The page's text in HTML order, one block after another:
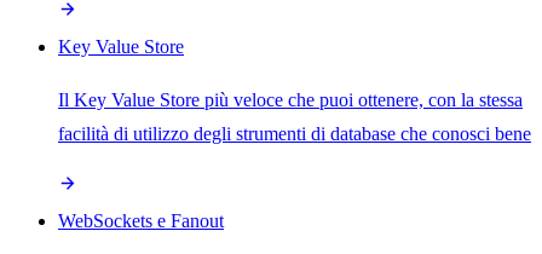
Key Value Store
Il Key Value Store più veloce che puoi ottenere, con la stessa
facilità di utilizzo degli strumenti di database che conosci bene
WebSockets e Fanout